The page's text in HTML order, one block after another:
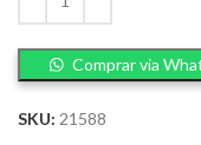
Comprar via
SKU: 21588